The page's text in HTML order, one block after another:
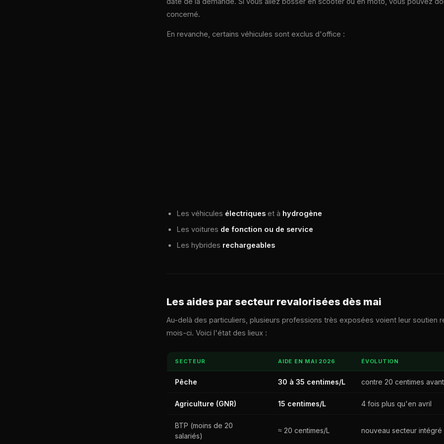
concerné.
En revanche, certains véhicules sont exclus d'office :
Les véhicules électriques et à hydrogène
Les voitures de fonction ou de service
Les hybrides rechargeables
Les aides par secteur revalorisées dès mai
Au-delà des particuliers, plusieurs professions très exposées voient leur soutien
mois-ci. Voici l'état des lieux :
SECTEUR AIDE EN MAI 2026 ÉVOLUTION
Pêche 30 à 35 centimes/L contre 20 centimes avant
Agriculture (GNR) 15 centimes/L 4 fois plus qu'en avril
BTP (moins de 20
salariés)
≈ 20 centimes/L nouveau secteur intégré